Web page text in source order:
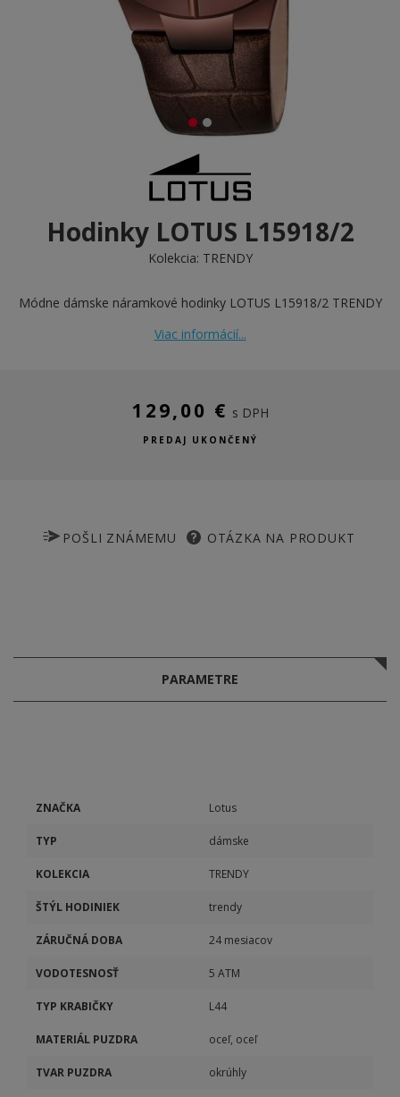
Hodinky LOTUS L15918/2
Kolekcia: TRENDY
Módne dámske náramkové hodinky LOTUS L15918/2 TRENDY
Viac informácií...
129,00 € s DPH
PREDAJ UKONČENÝ
POŠLI ZNÁMEMU OTÁZKA NA PRODUKT
PARAMETRE
ZNAČKA Lotus
TYP dámske
KOLEKCIA TRENDY
ŠTÝL HODINIEK trendy
ZÁRUČNÁ DOBA 24 mesiacov
VODOTESNOSŤ 5 ATM
TYP KRABIČKY L44
MATERIÁL PUZDRA oceľ, oceľ
TVAR PUZDRA okrúhly